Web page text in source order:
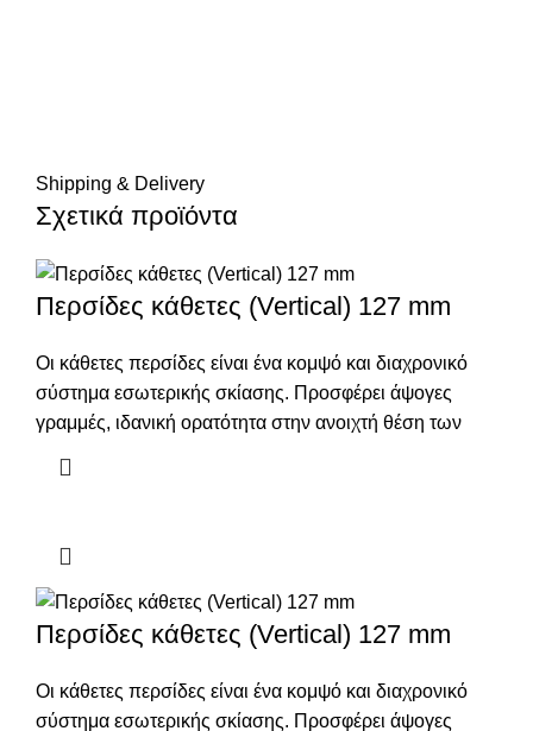
Shipping & Delivery
Σχετικά προϊόντα
Περσίδες κάθετες (Vertical) 127 mm
Οι κάθετες περσίδες είναι ένα κομψό και διαχρονικό
σύστημα εσωτερικής σκίασης. Προσφέρει άψογες
γραμμές, ιδανική ορατότητα στην ανοιχτή θέση των
Περσίδες κάθετες (Vertical) 127 mm
Οι κάθετες περσίδες είναι ένα κομψό και διαχρονικό
σύστημα εσωτερικής σκίασης. Προσφέρει άψογες